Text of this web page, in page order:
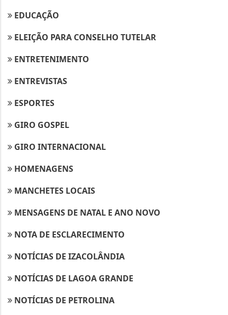
EDUCAÇÃO
ELEIÇÃO PARA CONSELHO TUTELAR
ENTRETENIMENTO
ENTREVISTAS
ESPORTES
GIRO GOSPEL
GIRO INTERNACIONAL
HOMENAGENS
MANCHETES LOCAIS
MENSAGENS DE NATAL E ANO NOVO
NOTA DE ESCLARECIMENTO
NOTÍCIAS DE IZACOLÂNDIA
NOTÍCIAS DE LAGOA GRANDE
NOTÍCIAS DE PETROLINA